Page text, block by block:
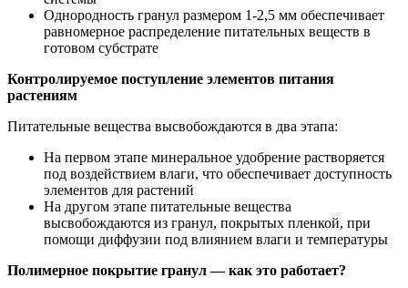
Однородность гранул размером 1-2,5 мм обеспечивает
равномерное распределение питательных веществ в
готовом субстрате
Контролируемое поступление элементов питания
растениям
Питательные вещества высвобождаются в два этапа:
На первом этапе минеральное удобрение растворяется
под воздействием влаги, что обеспечивает доступность
элементов для растений
На другом этапе питательные вещества
высвобождаются из гранул, покрытых пленкой, при
помощи диффузии под влиянием влаги и температуры
Полимерное покрытие гранул — как это работает?